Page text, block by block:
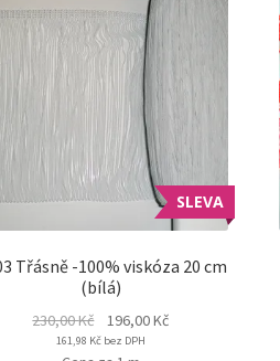
SLEVA
Třásně -100% viskóza 20 cm
(bílá)
230,00Kč
Original
price
196,00KčCurrent
161,98 Kčbez DPH